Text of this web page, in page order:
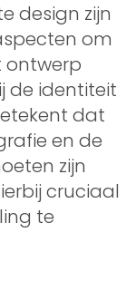
design zijn
om
ontwerp
de identiteit
dat
en de
zijn
cruciaal
te